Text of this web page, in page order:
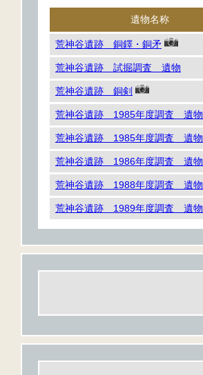
遺物名称
荒神谷遺跡 銅鐸・銅矛
荒神谷遺跡 試掘調査 遺物
荒神谷遺跡 銅剣
荒神谷遺跡 1985年度調査 遺物
荒神谷遺跡 1985年度調査 遺物
荒神谷遺跡 1986年度調査 遺物
荒神谷遺跡 1988年度調査 遺物
荒神谷遺跡 1989年度調査 遺物